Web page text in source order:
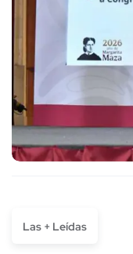
Las + Leídas